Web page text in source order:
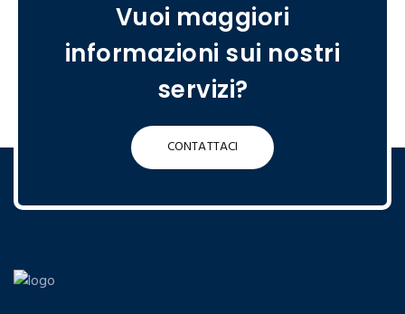
Vuoi maggiori
informazioni sui nostri
servizi?
CONTATTACI